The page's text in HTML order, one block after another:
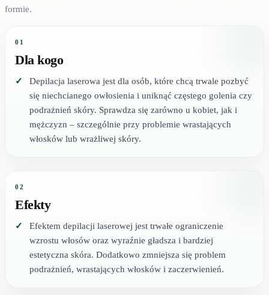
formie.
01
Dla kogo
Depilacja laserowa jest dla osób, które chcą trwale pozbyć
się niechcianego owłosienia i uniknąć częstego golenia czy
podrażnień skóry. Sprawdza się zarówno u kobiet, jak i
mężczyzn – szczególnie przy problemie wrastających
włosków lub wrażliwej skóry.
02
Efekty
Efektem depilacji laserowej jest trwałe ograniczenie
wzrostu włosów oraz wyraźnie gładsza i bardziej
estetyczna skóra. Dodatkowo zmniejsza się problem
podrażnień, wrastających włosków i zaczerwienień.